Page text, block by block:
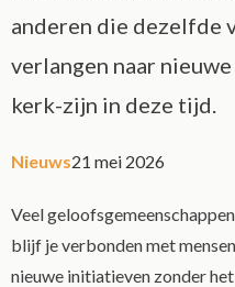
anderen die dezelfde
verlangen naar
kerk-zijn in deze tijd.
Nieuws21 mei 2026
Veel
blijf je verbonden met
nieuwe initiatieven zonder